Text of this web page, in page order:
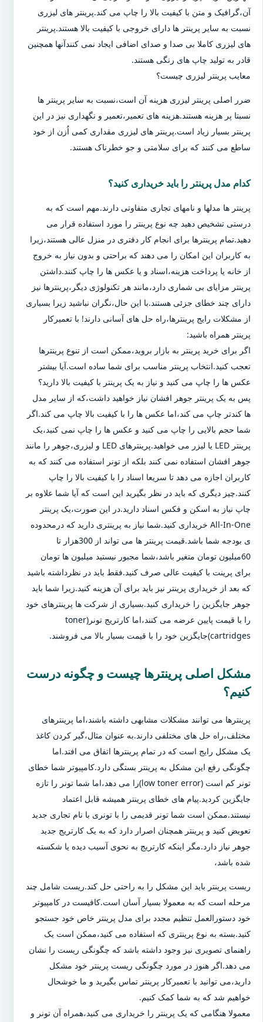
آن،گرافیک و متن با کیفیت بالا را چاپ می کند.پرینتر های لیزری
نسبت به سایر پرینتر ها دارای خروجی با کیفیت بالا هستند.پرینتر
های لیزری کاملا بی صدا و صدای اضافی ایجاد نمی کنندآنها همچنین
قادر به تولید چاپ های رنگی هستند.
معایب پرینتر لیزری چیست؟
ضرر اصلی پرینتر لیزری هزینه آن است،نسبت به سایر پرینتر ها
نسبتا پر هزینه هستند.هزینه های تعمیر،تعمیر و نگهداری نیز در این
پرینتر بسیار زیاد است.پرینتر های لیزری مقداری کمی اُزن از خود
ساطع می کنند که برای سلامتی و جو خطرناک هستند.
کدام مدل پرینتر را باید خریداری کنید؟
پرینتر ها مدلها و نامهای تجاری متفاوتی دارند.مهم است که به
درستی تشخیص دهید چه نوع پرینتر را مورد استفاده قرار می
دهید.تمام پرینترها برای انجام کار دفتری در منزل عالی هستند،زیرا
به کاربران این امکان را می دهند که براحتی و بدون نیاز به خروج
از خانه یا پرداخت هزینه،اسناد و یا عکس ها را چاپ کنند.داشتن
پرینتر مزایای بی شماری دارد،مانند هر تکنولوژی دیگر،پرینترها نیز
دارای چند خطای جزئی هستند.با این حال،نگران نباشید زیرا بسیاری
از مشکلات رایج پرینترها،راه حل های آسانی دارند! با تعمیرکار
پرینتر همراه باشید:
اگر برای خرید پرینتر به بازار بروید،ممکن است از تنوع پرینترها
تعجب کنید.انتخاب پرینتر مناسب برای شما ساده است.آیا بیشتر
عکس ها را چاپ می کنید و نیاز به یک پرینتر با کیفیت بالا دارید؟
پس به یک پرینتر جوهر افشان نیاز خواهید داشت،که از سایر مدل
ها کندتر چاپ می کند،اما عکس ها را با کیفیت بالا چاپ می کند.اگر
شما حجم بالایی را چاپ می کنید و عکس ها را چاپ نمی کنید،یک
پرینتر LED یا لیزر می خواهید.پرینترهای LED و لیزری،جوهر را مانند
جوهر افشان استفاده نمی کنند بلکه از تونر استفاده می کنند که به
کاربران اجازه می دهد تا سریعا اسناد را با کیفیت بالا را چاپ
کنند.چیز دیگری که باید در نظر بگیرید این است که آیا شما علاوه بر
چاپ نیاز به اسکن و فکس اسناد دارید.در این صورت،یک پرینتر
All-In-One خریداری کنید.شما نیاز به پرینتری دارید که درمحدوده
ی بودجه شما باشد.قیمت پرینتر ها می تواند از 300هزار تا
60میلیون تومان متغیر باشد،شما مجبور نیستید میلیون ها تومان
برای پرینت با کیفیت عالی صرف کنید.فقط باید در نظرداشته باشید
که بعد از خریداری پرینتر نیز باید برای آن هزینه کنید.زیرا شما باید
جوهر جایگزین را خریداری کنید.بسیاری از شرکت ها پرینترهای خود
را با قیمت پایین عرضه می کنند،اما کارتریج تونر(toner
cartridges)جایگزین خود را با قیمت بسیار بالا می فروشند.
مشکل اصلی پرینترها چیست و چگونه درست
کنیم؟
پرینترها می توانند مشکلات مشابهی داشته باشند،اما پرینترهای
مختلف،راه حل های مختلفی دارند.به عنوان مثال،گیر کردن کاغذ
یک مشکل رایج است که در تمام پرینترها اتفاق می افتد.اما
چگونگی رفع این مشکل به پرینتر بستگی دارد.کامپیوتر شما خطای
تونر کم است (low toner error)را می دهد،اما شما تونر را تازه
جایگزین کردید.پیام های خطای پرینتر همیشه قابل اعتماد
نیستند.ممکن است شما تونر قدیمی را با تونری با نام تجاری جدید
تعویض کنید و پرینتر همچنان اصرار دارد که به یک کارتریج جدید
جوهر نیاز دارد.مگر اینکه کارتریج به نحوی آسیب دیده یا شکسته
شده باشد،
ریست پرینتر باید این مشکل را به راحتی حل کند.ریست شامل چند
مرحله است که به معمولا بسیار آسان است.کافیست در کامپیوتر
خود دستورالعمل تنظیم مجدد برای مدل پرینتر خاص خود جستجو
کنید.بسته به نوع پرینتری که استفاده می کنید،ممکن است یک
راهنمای تصویری نیز وجود داشته باشد که چگونگی ریست را نشان
می دهد.اگر هنوز در مورد چگونگی ریست پرینتر خود مشکل
دارید،می توانید با تعمیرکار پرینتر تماس بگیرید و ما خوشحال
خواهیم شد که به شما کمک کنیم.
معمولا هنگامی که یک پرینتر را خریداری می کنید،همراه آن تونر و